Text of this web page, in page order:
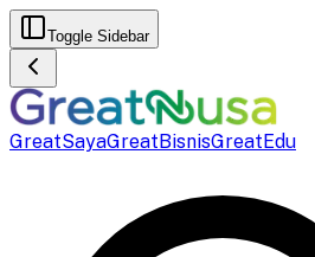
Toggle Sidebar
GreatSayaGreatBisnisGreatEdu